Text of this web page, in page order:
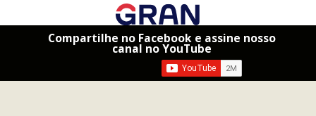
Compartilhe no Facebook e assine nosso
canal no YouTube